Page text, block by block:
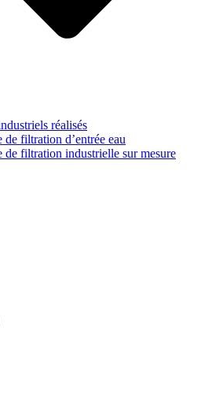
réalisés
de filtration d’entrée eau
de filtration industrielle sur mesure